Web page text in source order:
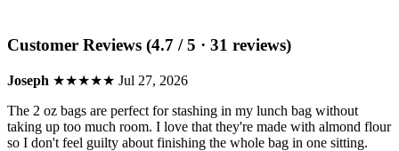
Customer Reviews (4.7 / 5 · 31 reviews)
Joseph ★★★★★ Jul 27, 2026
The 2 oz bags are perfect for stashing in my lunch bag without
taking up too much room. I love that they're made with almond flour
so I don't feel guilty about finishing the whole bag in one sitting.